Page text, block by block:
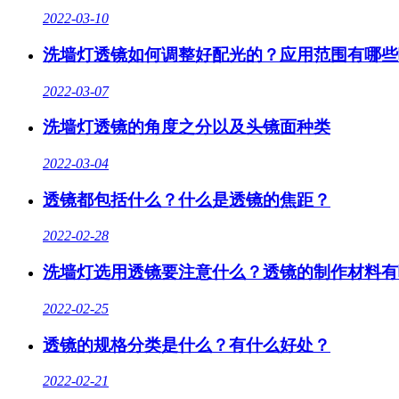
2022-03-10
洗墙灯透镜如何调整好配光的？应用范围有哪些
2022-03-07
洗墙灯透镜的角度之分以及头镜面种类
2022-03-04
透镜都包括什么？什么是透镜的焦距？
2022-02-28
洗墙灯选用透镜要注意什么？透镜的制作材料
2022-02-25
透镜的规格分类是什么？有什么好处？
2022-02-21